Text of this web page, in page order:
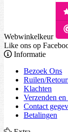
Webwinkelkeur
Like ons op
Informatie
Bezoek Ons
Ruilen/
Klachten
Verzenden en
Contact
Betalingen